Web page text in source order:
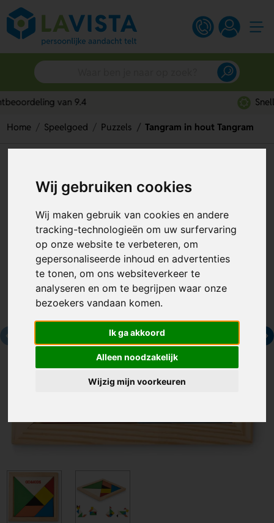
Wij gebruiken cookies
Wij maken gebruik van cookies en andere
tracking-technologieën om uw surfervaring
op onze website te verbeteren, om
gepersonaliseerde inhoud en advertenties
te tonen, om ons websiteverkeer te
analyseren en om te begrijpen waar onze
bezoekers vandaan komen.
Ik ga akkoord
Alleen noodzakelijk
Wijzig mijn voorkeuren
Home Speelgoed Puzzels Tangram in hout Tangram
Artikelnummer:309274